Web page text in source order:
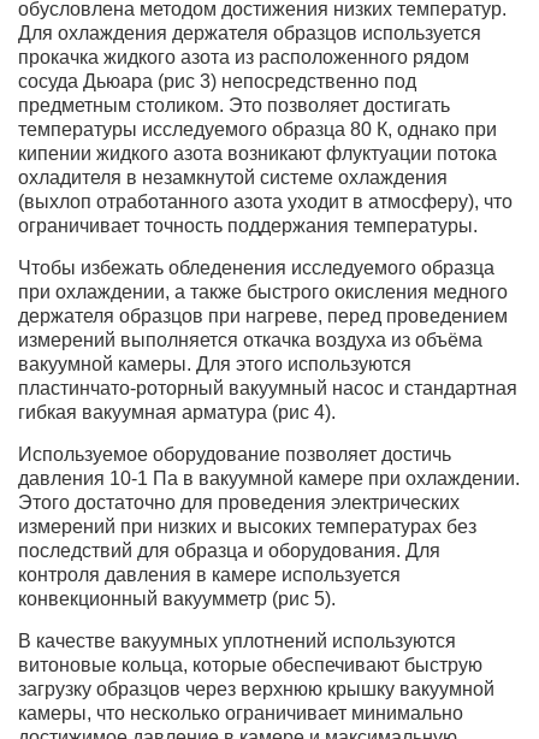
обусловлена методом достижения низких температур.
Для охлаждения держателя образцов используется
прокачка жидкого азота из расположенного рядом
сосуда Дьюара (рис 3) непосредственно под
предметным столиком. Это позволяет достигать
температуры исследуемого образца 80 К, однако при
кипении жидкого азота возникают флуктуации потока
охладителя в незамкнутой системе охлаждения
(выхлоп отработанного азота уходит в атмосферу), что
ограничивает точность поддержания температуры.
Чтобы избежать обледенения исследуемого образца
при охлаждении, а также быстрого окисления медного
держателя образцов при нагреве, перед проведением
измерений выполняется откачка воздуха из объёма
вакуумной камеры. Для этого используются
пластинчато-роторный вакуумный насос и стандартная
гибкая вакуумная арматура (рис 4).
Используемое оборудование позволяет достичь
давления 10-1 Па в вакуумной камере при охлаждении.
Этого достаточно для проведения электрических
измерений при низких и высоких температурах без
последствий для образца и оборудования. Для
контроля давления в камере используется
конвекционный вакуумметр (рис 5).
В качестве вакуумных уплотнений используются
витоновые кольца, которые обеспечивают быструю
загрузку образцов через верхнюю крышку вакуумной
камеры, что несколько ограничивает минимально